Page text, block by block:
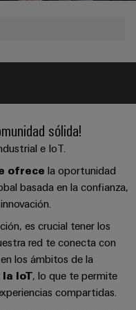
sólida!
e IoT.
ofrece la oportunidad
basada en la confianza,
es crucial tener los
red te conecta con
los ámbitos de la
IoT, lo que te permite
compartidas.